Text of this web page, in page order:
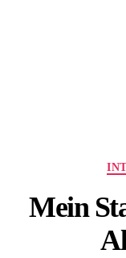
Mein